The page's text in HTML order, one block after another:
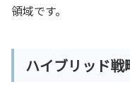
領域です。
ハイブリッド